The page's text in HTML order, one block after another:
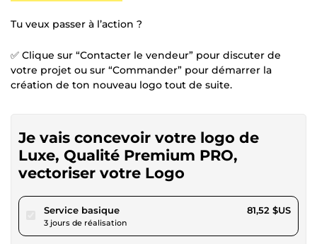
Tu veux passer à l’action ?
✅ Clique sur “Contacter le vendeur” pour discuter de
votre projet ou sur “Commander” pour démarrer la
création de ton nouveau logo tout de suite.
Je vais concevoir votre logo de
Luxe, Qualité Premium PRO,
vectoriser votre Logo
Service basiquepour 75,13 $US
3 jours de réalisation
81,52 $US